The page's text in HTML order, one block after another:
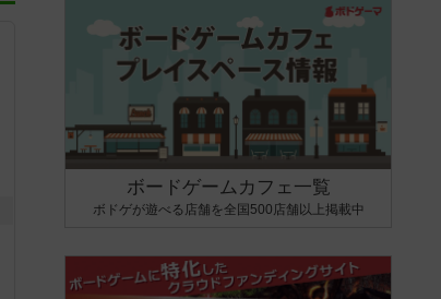
ボードゲームカフェ一覧
ボドゲが遊べる店舗を全国500店舗以上掲載中